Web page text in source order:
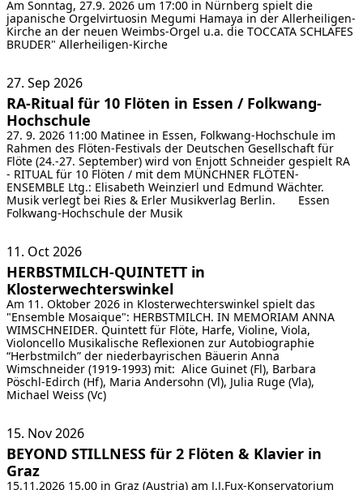
Am Sonntag, 27.9. 2026 um 17:00 in Nürnberg spielt die
japanische Orgelvirtuosin Megumi Hamaya in der Allerheiligen-
Kirche an der neuen Weimbs-Orgel u.a. die TOCCATA SCHLAFES
BRUDER" Allerheiligen-Kirche
27. Sep 2026
RA-Ritual für 10 Flöten in Essen / Folkwang-
Hochschule
27. 9. 2026 11:00 Matinee in Essen, Folkwang-Hochschule im
Rahmen des Flöten-Festivals der Deutschen Gesellschaft für
Flöte (24.-27. September) wird von Enjott Schneider gespielt RA
- RITUAL für 10 Flöten / mit dem MÜNCHNER FLÖTEN-
ENSEMBLE Ltg.: Elisabeth Weinzierl und Edmund Wächter.
Musik verlegt bei Ries & Erler Musikverlag Berlin.
Essen
Folkwang-Hochschule der Musik
11. Oct2026
HERBSTMILCH-QUINTETT in
Klosterwechterswinkel
Am 11. Oktober 2026 in Klosterwechterswinkel spielt das
"Ensemble Mosaique": HERBSTMILCH. IN MEMORIAM ANNA
WIMSCHNEIDER. Quintett für Flöte, Harfe, Violine, Viola,
Violoncello Musikalische Reflexionen zur Autobiographie
“Herbstmilch” der niederbayrischen Bäuerin Anna
Wimschneider (1919-1993) mit: Alice Guinet (Fl), Barbara
Pöschl-Edirch (Hf), Maria Andersohn (Vl), Julia Ruge (Vla),
Michael Weiss (Vc)
15. Nov2026
BEYOND STILLNESS für 2 Flöten & Klavier in
Graz
15.11.2026 15.00 in Graz (Austria) am J.J.Fux-Konservatorium